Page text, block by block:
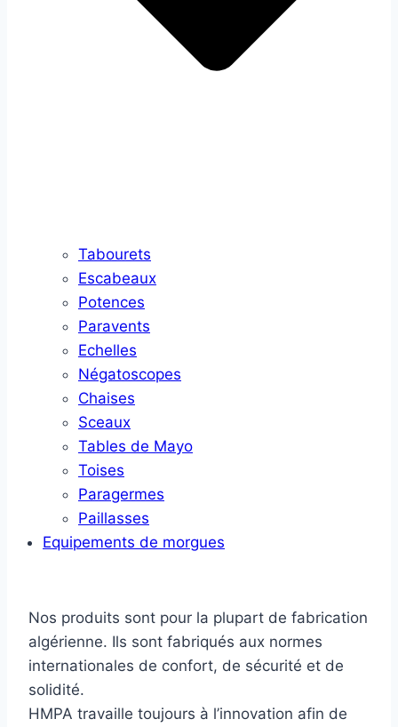
Tabourets
Escabeaux
Potences
Paravents
Echelles
Négatoscopes
Chaises
Sceaux
Tables de Mayo
Toises
Paragermes
Paillasses
Equipements de morgues
Nos produits sont pour la plupart de fabrication
algérienne. Ils sont fabriqués aux normes
internationales de confort, de sécurité et de
solidité.
HMPA travaille toujours à l’innovation afin de